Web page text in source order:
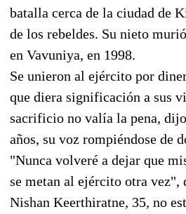
batalla cerca de la ciudad de
de los rebeldes. Su nieto
en Vavuniya, en 1998.
Se unieron al ejército por
que diera significación a sus
sacrificio no valía la pena,
años, su voz rompiéndose de
"Nunca volveré a dejar que
se metan al ejército otra vez",
Nishan Keerthiratne, 35, no